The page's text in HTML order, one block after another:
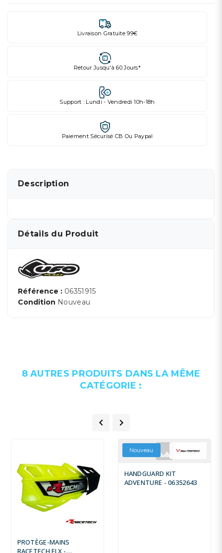
Livraison Gratuite 99€
Retour Jusqu'à 60 Jours*
Support : Lundi - Vendredi 10h-18h
Paiement Sécurisé CB Ou Paypal
Description
Détails du Produit
Référence : 06351915
Condition Nouveau
8 AUTRES PRODUITS DANS LA MÊME
CATÉGORIE :
 
PROTÈGE-MAINS
RACETECH FLX -
Nouveau
HANDGUARD KIT
ADVENTURE - 06352643